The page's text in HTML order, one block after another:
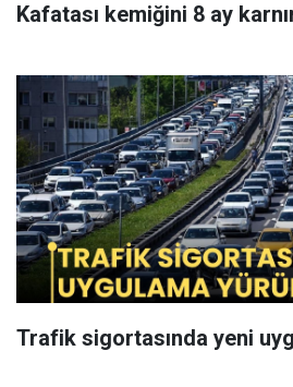
Kafatası kemiğini 8 ay
Trafik sigortasında yeni